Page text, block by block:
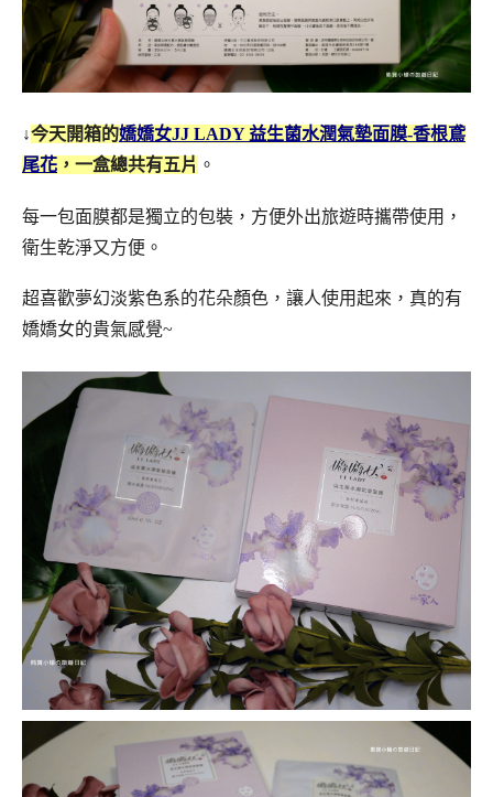
↓今天開箱的嬌嬌女JJ LADY 益生菌水潤氣墊面膜-香根鳶
尾花 ，一盒總共有五片 。
每一包面膜都是獨立的包裝，方便外出旅遊時攜帶使用，
衛生乾淨又方便。
超喜歡夢幻淡紫色系的花朵顏色，讓人使用起來，真的有
嬌嬌女的貴氣感覺~